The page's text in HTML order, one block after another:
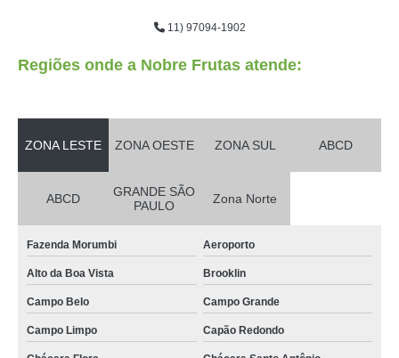
11) 97094-1902
Regiões onde a Nobre Frutas atende:
ZONA LESTE ZONA OESTE ZONA SUL ABCD
ABCD
GRANDE SÃO
PAULO
Zona Norte
Fazenda Morumbi Aeroporto
Alto da Boa Vista Brooklin
Campo Belo Campo Grande
Campo Limpo Capão Redondo